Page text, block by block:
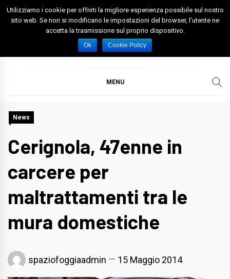
Skip
Spazio Foggia
Foggia News Calcio Eventi e Attività nella Capitanata
MENU
News
Cerignola, 47enne in
carcere per
maltrattamenti tra le
mura domestiche
spaziofoggiaadmin 15 Maggio 2014
Utilizziamo i cookie per offrirti la migliore esperienza possibile sul nostro
sito web. Se non si modificano le impostazioni del browser, l'utente ne
accetta la trasmissione sul proprio dispositivo.
Ok Cookie Policy